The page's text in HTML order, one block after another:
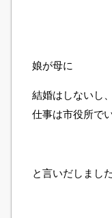
娘が母に
結婚はしないし、
仕事は市役所で
と言いだしまし